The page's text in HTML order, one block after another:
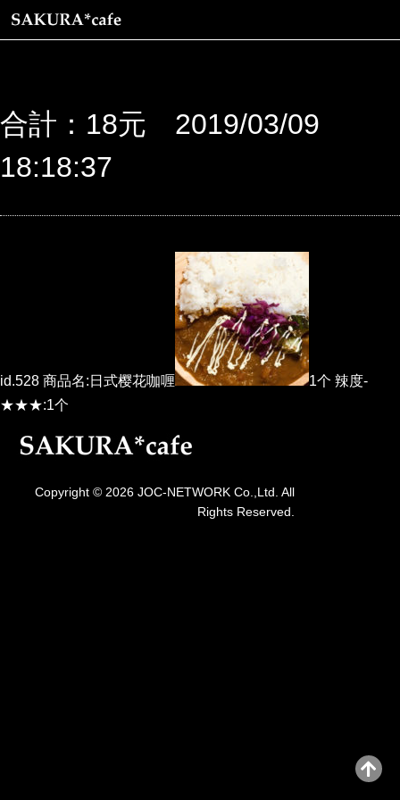
合計：18元 2019/03/09
18:18:37
id.528 商品名:日式樱花咖喱
1个 辣度-
★★★:1个
Copyright © 2026 JOC-NETWORK Co.,Ltd. All
Rights Reserved.